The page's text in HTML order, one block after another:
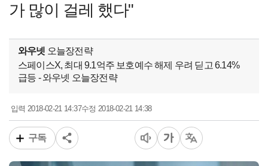
가 많이 걸레 했다"
와우넷 오늘장전략
스페이스X, 최대 9.1억주 보호예수 해제 우려 딛고 6.14%
급등 - 와우넷 오늘장전략
입력2018-02-21 14:37수정 2018-02-21 14:38
구독